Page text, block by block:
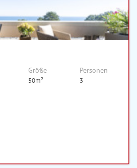
Größe
50m²
Personen
3